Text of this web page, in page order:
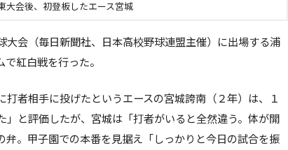
大会後、初登板したエース宮城
会（毎日新聞社、日本高校野球連盟主催）に出場する浦
紅白戦を行った。
者相手に投げたというエースの宮城誇南（２年）は、１
と評価したが、宮城は「打者がいると全然違う。体が開
。甲子園での本番を見据え「しっかりと今日の試合を振